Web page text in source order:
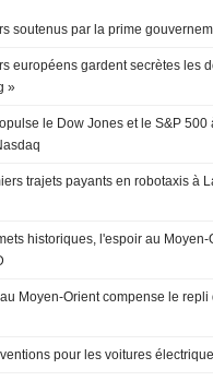
soutenus par la prime
européens gardent secrètes les
»
le Dow Jones et le S&P 500
trajets payants en robotaxis à
historiques, l'espoir au Moyen-
Moyen-Orient compense le repli
pour les voitures